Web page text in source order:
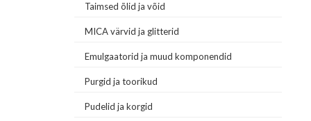
Taimsed õlid ja võid
MICA värvid ja glitterid
Emulgaatorid ja muud komponendid
Purgid ja toorikud
Pudelid ja korgid